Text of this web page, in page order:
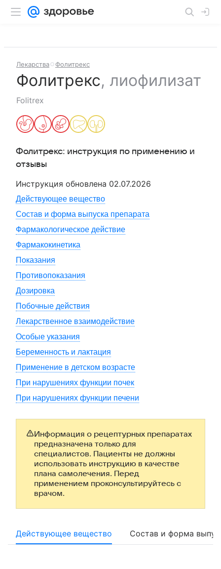
Лекарства Фолитрекс
Фолитрекс, лиофилизат
Folitrex
Фолитрекс: инструкция по применению и
отзывы
Инструкция обновлена 02.07.2026
Действующее вещество
Состав и форма выпуска препарата
Фармакологическое действие
Фармакокинетика
Показания
Противопоказания
Дозировка
Побочные действия
Лекарственное взаимодействие
Особые указания
Беременность и лактация
Применение в детском возрасте
При нарушениях функции почек
При нарушениях функции печени
Информация о рецептурных препаратах
предназначена только для
специалистов. Пациенты не должны
использовать инструкцию в качестве
плана самолечения. Перед
применением проконсультируйтесь с
врачом.
Действующее вещество Состав и форма